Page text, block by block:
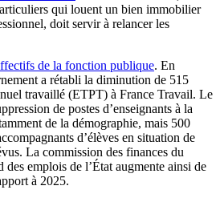
qui louent un bien immobilier
doit servir à relancer les
de la fonction publique. En
a rétabli la diminution de 515
travaillé (ETPT) à France Travail. Le
de postes d’enseignants à la
de la démographie, mais 500
d’élèves en situation de
La commission des finances du
des emplois de l’État augmente ainsi de
à 2025.